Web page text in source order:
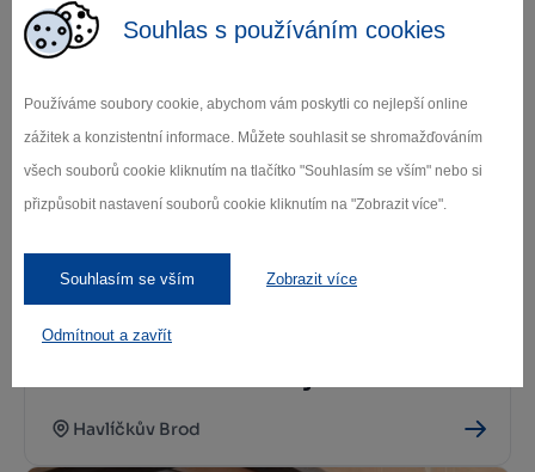
Souhlas s používáním cookies
Používáme soubory cookie, abychom vám poskytli co nejlepší online
zážitek a konzistentní informace. Můžete souhlasit se shromažďováním
všech souborů cookie kliknutím na tlačítko "Souhlasím se vším" nebo si
přizpůsobit nastavení souborů cookie kliknutím na "Zobrazit více".
Souhlasím se vším Zobrazit více
Odmítnout a zavřít
Piombino
Havlíčkův Brod
Havlíčkův Brod